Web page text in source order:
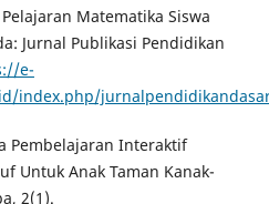
Matematika Siswa
Jurnal Publikasi Pendidikan
e-
index.php/
Pembelajaran Interaktif
Untuk Anak Taman Kanak-
2(1).